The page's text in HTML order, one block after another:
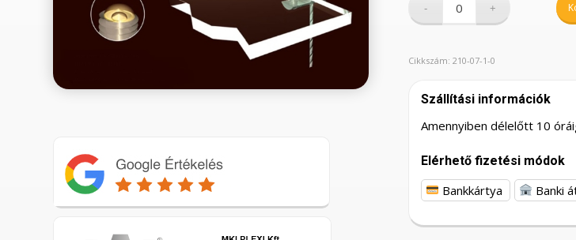
Cikkszám:210-07-1-0
Szállítási információk
Amennyiben délelőtt 10
Elérhető fizetési módok
Bankkártya Banki